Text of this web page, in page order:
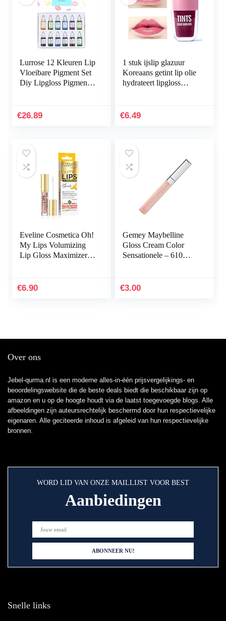
Lurrose 12 Kleuren Lip
Vloeibare Pigment Set
Diy Lipgloss Pigment
Eetbare Coloring…
€26.89
1 stuk ijslip glazuur
Koreaans getint lip olie
hydrateert lipgloss
lippenstift…
€6.49
Eveline Cosmetica Oh!
My Lips Volumizing
Lip Gloss Maximizer
Lip Enhancer Voor…
€6.90
Gemey Maybelline
Gloss Cream Color
Sensationele – 610
€3.00
Over ons
Jebel-qurma.nl is een moderne alles-in-één prijsvergelijkings- en
beoordelingswebsite die de beste deals biedt die beschikbaar zijn op
amazon en u op de hoogte houdt via de laatst toegevoegde blogs. Alle
afbeeldingen zijn auteursrechtelijk beschermd door hun respectievelijke
eigenaren. Alle geciteerde inhoud is afgeleid van hun respectievelijke
bronnen.
WORD LID VAN ONZE MAILLIJST VOOR BEST
Aanbiedingen
Snelle links